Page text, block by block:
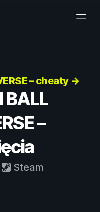
– cheaty →
BALL
–
Steam